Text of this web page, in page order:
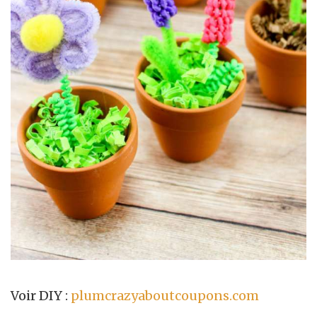
Voir DIY : plumcrazyaboutcoupons.com